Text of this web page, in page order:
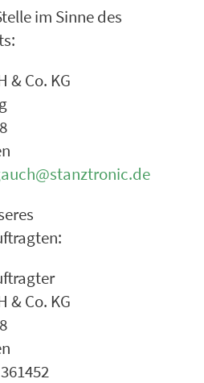
im Sinne des
& Co. KG
& Co. KG